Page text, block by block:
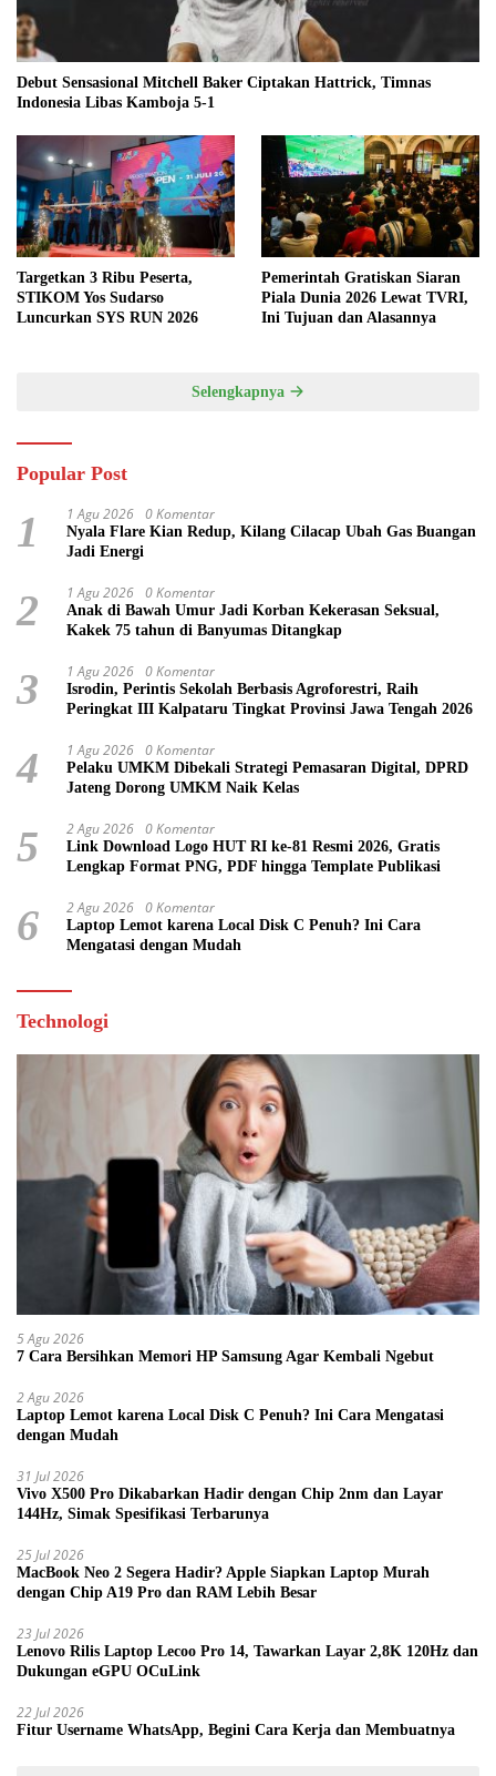
Debut Sensasional Mitchell Baker Ciptakan Hattrick, Timnas
Indonesia Libas Kamboja 5-1
Targetkan 3 Ribu Peserta,
STIKOM Yos Sudarso
Luncurkan SYS RUN 2026
Pemerintah Gratiskan Siaran
Piala Dunia 2026 Lewat TVRI,
Ini Tujuan dan Alasannya
Selengkapnya
Popular Post
1 1 Agu 2026 0 Komentar
Nyala Flare Kian Redup, Kilang Cilacap Ubah Gas Buangan
Jadi Energi
2 1 Agu 2026 0 Komentar
Anak di Bawah Umur Jadi Korban Kekerasan Seksual,
Kakek 75 tahun di Banyumas Ditangkap
3 1 Agu 2026 0 Komentar
Isrodin, Perintis Sekolah Berbasis Agroforestri, Raih
Peringkat III Kalpataru Tingkat Provinsi Jawa Tengah 2026
4 1 Agu 2026 0 Komentar
Pelaku UMKM Dibekali Strategi Pemasaran Digital, DPRD
Jateng Dorong UMKM Naik Kelas
5 2 Agu 2026 0 Komentar
Link Download Logo HUT RI ke-81 Resmi 2026, Gratis
Lengkap Format PNG, PDF hingga Template Publikasi
6 2 Agu 2026 0 Komentar
Laptop Lemot karena Local Disk C Penuh? Ini Cara
Mengatasi dengan Mudah
Technologi
5 Agu 2026
7 Cara Bersihkan Memori HP Samsung Agar Kembali Ngebut
2 Agu 2026
Laptop Lemot karena Local Disk C Penuh? Ini Cara Mengatasi
dengan Mudah
31 Jul 2026
Vivo X500 Pro Dikabarkan Hadir dengan Chip 2nm dan Layar
144Hz, Simak Spesifikasi Terbarunya
25 Jul 2026
MacBook Neo 2 Segera Hadir? Apple Siapkan Laptop Murah
dengan Chip A19 Pro dan RAM Lebih Besar
23 Jul 2026
Lenovo Rilis Laptop Lecoo Pro 14, Tawarkan Layar 2,8K 120Hz dan
Dukungan eGPU OCuLink
22 Jul 2026
Fitur Username WhatsApp, Begini Cara Kerja dan Membuatnya